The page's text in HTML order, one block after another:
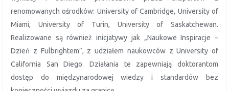
renomowanych ośrodków: University of Cambridge, University of
Miami, University of Turin, University of Saskatchewan.
Realizowane są również inicjatywy jak „Naukowe Inspiracje –
Dzień z Fulbrightem”, z udziałem naukowców z University of
California San Diego. Działania te zapewniają doktorantom
dostęp do międzynarodowej wiedzy i standardów bez